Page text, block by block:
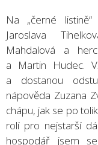
Na „černé
Jaroslava
Mahdalová a
a Martin Hudec.
a dostanou
nápověda Zuzana
chápu, jak se po
rolí pro nejstarší
hospodář jsem